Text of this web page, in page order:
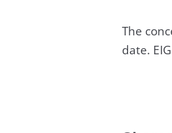
The
date.